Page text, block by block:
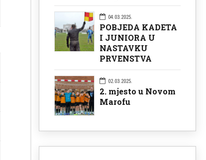
04.03.2025.
POBJEDA KADETA
I JUNIORA U
NASTAVKU
PRVENSTVA
02.03.2025.
2. mjesto u Novom
Marofu